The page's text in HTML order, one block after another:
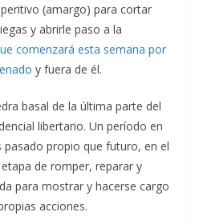
(amargo) para cortar
y abrirle paso a la
comenzará esta semana por
y fuera de él.
basal de la última parte del
libertario. Un período en
pasado propio que futuro, en el
de romper, reparar y
para mostrar y hacerse cargo
acciones.